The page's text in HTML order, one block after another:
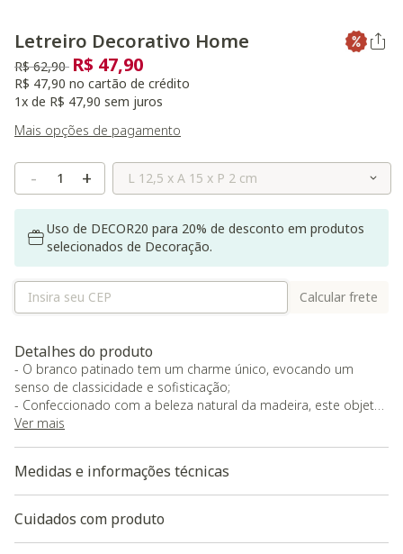
Letreiro Decorativo Home
Preço reduzido de
R$ 62,90 para
R$ 47,90
R$ 47,90 no cartão de crédito
1x de R$ 47,90 sem juros
Mais opções de pagamento
- + Selecione o Tamanho
Uso de DECOR20 para 20% de desconto em produtos
selecionados de Decoração.
Calcular frete
Detalhes do produto
- O branco patinado tem um charme único, evocando um
senso de classicidade e sofisticação;
- Confeccionado com a beleza natural da madeira, este objeto
decorativo é perfeito para quem deseja adicionar um toque de
perfeitamente às decorações mais sofisticadas ou inovadoras.
Ver mais
Medidas e informações técnicas
Cuidados com produto